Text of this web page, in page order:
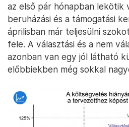
az első pár hónapban lekötik
beruházási és a támogatási
áprilisban már teljesülni
fele. A választási és a nem
azonban van egy jól látható
előbbiekben még sokkal